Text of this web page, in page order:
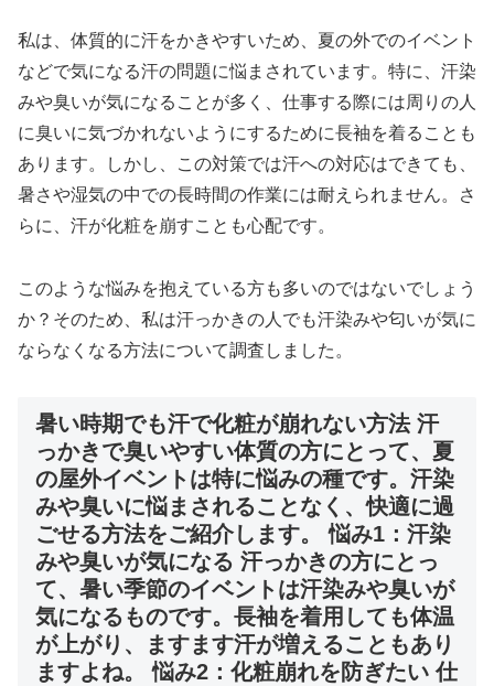
私は、体質的に汗をかきやすいため、夏の外でのイベント
などで気になる汗の問題に悩まされています。特に、汗染
みや臭いが気になることが多く、仕事する際には周りの人
に臭いに気づかれないようにするために長袖を着ることも
あります。しかし、この対策では汗への対応はできても、
暑さや湿気の中での長時間の作業には耐えられません。さ
らに、汗が化粧を崩すことも心配です。
このような悩みを抱えている方も多いのではないでしょう
か？そのため、私は汗っかきの人でも汗染みや匂いが気に
ならなくなる方法について調査しました。
暑い時期でも汗で化粧が崩れない方法 汗
っかきで臭いやすい体質の方にとって、夏
の屋外イベントは特に悩みの種です。汗染
みや臭いに悩まされることなく、快適に過
ごせる方法をご紹介します。 悩み1：汗染
みや臭いが気になる 汗っかきの方にとっ
て、暑い季節のイベントは汗染みや臭いが
気になるものです。長袖を着用しても体温
が上がり、ますます汗が増えることもあり
ますよね。 悩み2：化粧崩れを防ぎたい 仕